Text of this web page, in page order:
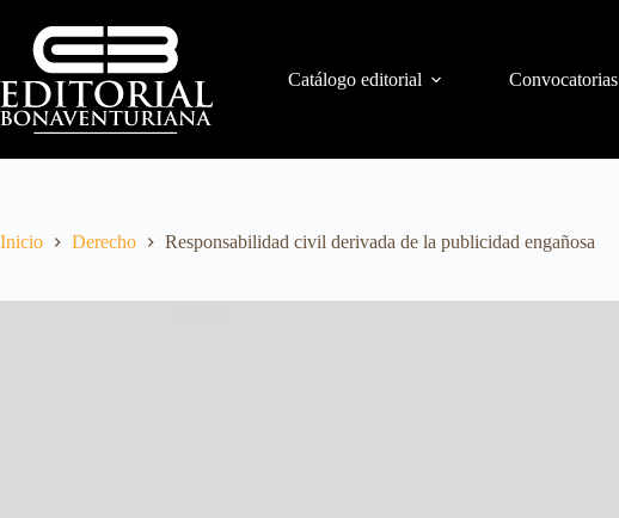
Catálogo editorial Convocatorias
Inicio Derecho Responsabilidad civil derivada de la publicidad engañosa